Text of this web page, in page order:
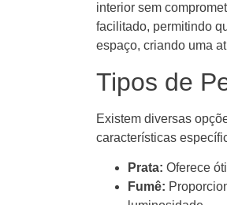
interior sem
facilitado, permitindo
espaço, criando uma
Tipos de
Existem diversas
características
Prata: Oferece
Fumê: